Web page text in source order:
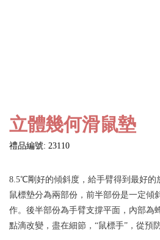
立體幾何滑鼠墊
禮品編號: 23110
8.5℃剛好的傾斜度，給手臂得到最好的
鼠標墊分為兩部份，前半部份是一定傾
作。後半部份為手臂支撐平面，內部為
點滴改變，盡在細節，“鼠標手”，從預防